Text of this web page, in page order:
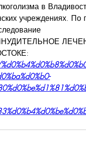
в
учреждениях. По